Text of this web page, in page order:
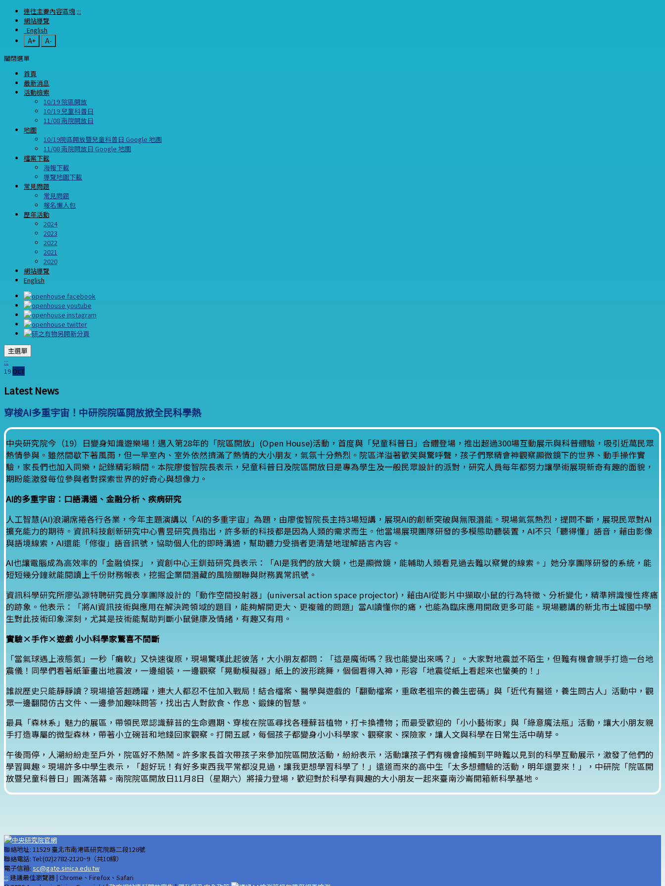
連往主要內容區塊 :::
網站導覽
English
A+
A-
關閉選單
首頁
最新消息
活動檢索
10/19 院區開放
10/19 兒童科普日
11/08 南院開放日
地圖
10/19院區開放暨兒童科普日 Google 地圖
11/08 南院開放日 Google 地圖
檔案下載
海報下載
導覽地圖下載
常見問題
常見問題
報名懶人包
歷年活動
2024
2023
2022
2021
2020
網站導覽
English
主選單
:::
19 OCT
Latest News
穿梭AI多重宇宙！中研院院區開放掀全民科學熱
中央研究院今（19）日變身知識遊樂場！邁入第28年的「院區開放」(Open House)活動，首度與「兒童科普日」合體登場，推出超過300場互動展示與科普體驗，吸引近萬民眾
熱情參與。雖然間歇下著風雨，但一早室內、室外依然擠滿了熱情的大小朋友，氣氛十分熱烈。院區洋溢著歡笑與驚呼聲，孩子們聚精會神觀察顯微鏡下的世界、動手操作實
驗，家長們也加入同樂，記錄精彩瞬間。本院廖俊智院長表示，兒童科普日及院區開放日是專為學生及一般民眾設計的派對，研究人員每年都努力讓學術展現新奇有趣的面貌，
期盼能激發每位參與者對探索世界的好奇心與想像力。
AI的多重宇宙：口語溝通、金融分析、疾病研究
人工智慧(AI)浪潮席捲各行各業，今年主題演講以「AI的多重宇宙」為題，由廖俊智院長主持3場短講，展現AI的創新突破與無限潛能。現場氣氛熱烈，提問不斷，展現民眾對AI
擴充能力的期待。資訊科技創新研究中心曹昱研究員指出，許多新的科技都是因為人類的需求而生。他當場展現團隊研發的多模態助聽裝置，AI不只「聽得懂」語音，藉由影像
與語境線索，AI還能「修復」語音訊號，協助個人化的即時溝通，幫助聽力受損者更清楚地理解語言內容。
AI也讓電腦成為高效率的「金融偵探」，資創中心王釧茹研究員表示：「AI是我們的放大鏡，也是顯微鏡，能輔助人類看見過去難以察覺的線索。」她分享團隊研發的系統，能
短短幾分鐘就能閱讀上千份財務報表，挖掘企業間潛藏的風險關聯與財務異常訊號。
資訊科學研究所廖弘源特聘研究員分享團隊設計的「動作空間投射器」(universal action space projector)，藉由AI從影片中擷取小鼠的行為特徵、分析變化，精準辨識慢性疼痛
的跡象。他表示：「將AI資訊技術與應用在解決跨領域的題目，能夠解開更大、更複雜的問題」當AI讀懂你的痛，也能為臨床應用開啟更多可能。現場聽講的新北市土城國中學
生對此技術印象深刻，尤其是技術能幫助判斷小鼠健康及情緒，有趣又有用。
實驗×手作×遊戲 小小科學家驚喜不間斷
「當氣球遇上液態氮」一秒「癱軟」又快速復原，現場驚嘆此起彼落，大小朋友都問：「這是魔術嗎？我也能變出來嗎？」。大家對地震並不陌生，但難有機會親手打造一台地
震儀！同學們看著紙筆畫出地震波，一邊組裝，一邊觀察「晃動模擬器」紙上的波形跳舞，個個看得入神，形容「地震從紙上看起來也蠻美的！」
誰說歷史只能靜靜讀？現場搶答超踴躍，連大人都忍不住加入戰局！結合檔案、醫學與遊戲的「翻動檔案，重啟老祖宗的養生密碼」與「近代有醫道，養生問古人」活動中，觀
眾一邊翻閱仿古文件、一邊參加趣味問答，找出古人對飲食、作息、鍛鍊的智慧。
最具「森林系」魅力的展區，帶領民眾認識蘚苔的生命週期、穿梭在院區尋找各種蘚苔植物，打卡換禮物；而最受歡迎的「小小藝術家」與「綠意魔法瓶」活動，讓大小朋友親
手打造專屬的微型森林，帶著小立碗苔和地錢回家觀察。打開五感，每個孩子都變身小小科學家、觀察家、探險家，讓人文與科學在日常生活中萌芽。
午後雨停，人潮紛紛走至戶外，院區好不熱鬧。許多家長首次帶孩子來參加院區開放活動，紛紛表示，活動讓孩子們有機會接觸到平時難以見到的科學互動展示，激發了他們的
學習興趣。現場許多中學生表示，「超好玩！有好多東西我平常都沒見過，讓我更想學習科學了！」遠道而來的高中生「太多想體驗的活動，明年還要來！」，中研院「院區開
放暨兒童科普日」圓滿落幕。南院院區開放日11月8日（星期六）將接力登場，歡迎對於科學有興趣的大小朋友一起來臺南沙崙開箱新科學基地。
聯絡地址: 11529 臺北市南港區研究院路二段128號
聯絡電話: Tel:(02)2782-2120~9（共10線）
電子信箱: sc@gate.sinica.edu.tw
::: 建議最佳瀏覽器 | Chrome、Firefox、Safari